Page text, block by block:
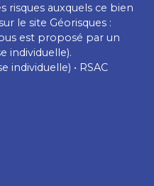
risques auxquels ce bien
le site Géorisques :
est proposé par un
individuelle).
• RSAC